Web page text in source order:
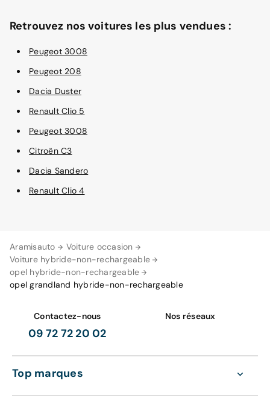
Aramisauto
Voiture occasion
Voiture hybride-non-rechargeable
opel hybride-non-rechargeable
opel grandland hybride-non-rechargeable
Retrouvez nos voitures les plus vendues :
Peugeot 3008
Peugeot 208
Dacia Duster
Renault Clio 5
Peugeot 3008
Citroën C3
Dacia Sandero
Renault Clio 4
Contactez-nous
09 72 72 20 02
Nos réseaux
Top marques